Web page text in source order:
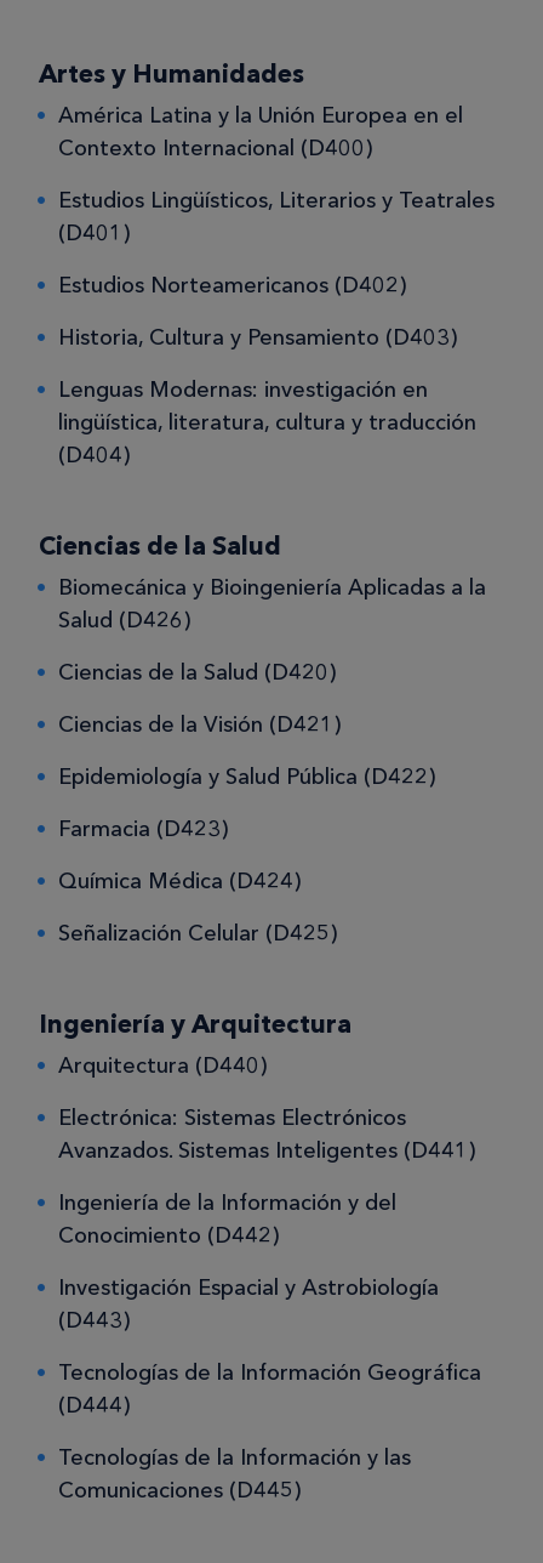
Artes y Humanidades
América Latina y la Unión Europea en el
Contexto Internacional (D400)
Estudios Lingüísticos, Literarios y Teatrales
(D401)
Estudios Norteamericanos (D402)
Historia, Cultura y Pensamiento (D403)
Lenguas Modernas: investigación en
lingüística, literatura, cultura y traducción
(D404)
Ciencias de la Salud
Biomecánica y Bioingeniería Aplicadas a la
Salud (D426)
Ciencias de la Salud (D420)
Ciencias de la Visión (D421)
Epidemiología y Salud Pública (D422)
Farmacia (D423)
Química Médica (D424)
Señalización Celular (D425)
Ingeniería y Arquitectura
Arquitectura (D440)
Electrónica: Sistemas Electrónicos
Avanzados. Sistemas Inteligentes (D441)
Ingeniería de la Información y del
Conocimiento (D442)
Investigación Espacial y Astrobiología
(D443)
Tecnologías de la Información Geográfica
(D444)
Tecnologías de la Información y las
Comunicaciones (D445)